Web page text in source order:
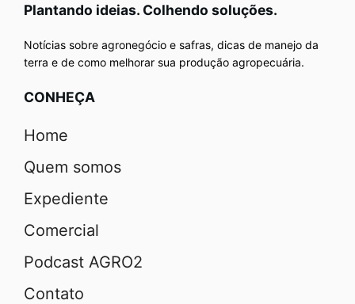
Plantando ideias. Colhendo soluções.
Notícias sobre agronegócio e safras, dicas de manejo da
terra e de como melhorar sua produção agropecuária.
CONHEÇA
Home
Quem somos
Expediente
Comercial
Podcast AGRO2
Contato